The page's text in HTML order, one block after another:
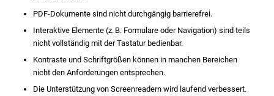
PDF-Dokumente sind nicht durchgängig barrierefrei.
Interaktive Elemente (z. B. Formulare oder Navigation) sind teils
nicht vollständig mit der Tastatur bedienbar.
Kontraste und Schriftgrößen können in manchen Bereichen
nicht den Anforderungen entsprechen.
Die Unterstützung von Screenreadern wird laufend verbessert.